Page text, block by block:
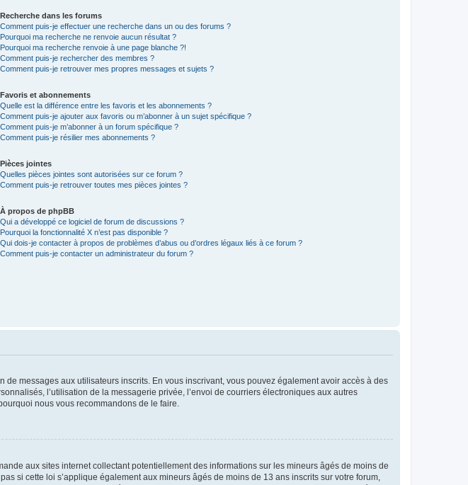
Recherche dans les forums
Comment puis-je effectuer une recherche dans un ou des forums ?
Pourquoi ma recherche ne renvoie aucun résultat ?
Pourquoi ma recherche renvoie à une page blanche ?!
Comment puis-je rechercher des membres ?
Comment puis-je retrouver mes propres messages et sujets ?
Favoris et abonnements
Quelle est la différence entre les favoris et les abonnements ?
Comment puis-je ajouter aux favoris ou m’abonner à un sujet spécifique ?
Comment puis-je m’abonner à un forum spécifique ?
Comment puis-je résilier mes abonnements ?
Pièces jointes
Quelles pièces jointes sont autorisées sur ce forum ?
Comment puis-je retrouver toutes mes pièces jointes ?
À propos de phpBB
Qui a développé ce logiciel de forum de discussions ?
Pourquoi la fonctionnalité X n’est pas disponible ?
Qui dois-je contacter à propos de problèmes d’abus ou d’ordres légaux liés à ce forum ?
Comment puis-je contacter un administrateur du forum ?
messages aux utilisateurs inscrits. En vous inscrivant, vous pouvez également avoir accès à des
l’utilisation de la messagerie privée, l’envoi de courriers électroniques aux autres
nous vous recommandons de le faire.
aux sites internet collectant potentiellement des informations sur les mineurs âgés de moins de
si cette loi s’applique également aux mineurs âgés de moins de 13 ans inscrits sur votre forum,